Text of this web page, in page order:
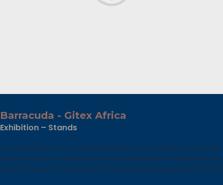
Barracuda - Gitex Africa
Exhibition – Stands
Le stand Barracuda, conçu et réalisé par Afkartscom à Marrakech, a affirmé une identité
corporate forte grâce à un design soigné, une qualité de fabrication irréprochable et une
installation parfaitement maîtrisée, offrant un cadre professionnel propice aux échanges.